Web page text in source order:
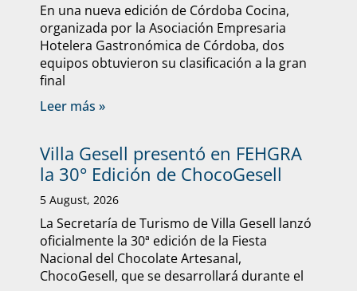
En una nueva edición de Córdoba Cocina,
organizada por la Asociación Empresaria
Hotelera Gastronómica de Córdoba, dos
equipos obtuvieron su clasificación a la gran
final
Leer más »
Villa Gesell presentó en FEHGRA
la 30° Edición de ChocoGesell
5 August, 2026
La Secretaría de Turismo de Villa Gesell lanzó
oficialmente la 30ª edición de la Fiesta
Nacional del Chocolate Artesanal,
ChocoGesell, que se desarrollará durante el